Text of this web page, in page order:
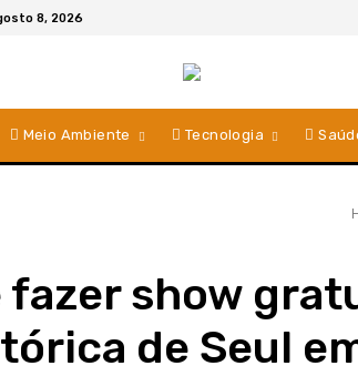
8, 2026
Meio Ambiente Tecnologia
fazer show
de Seul